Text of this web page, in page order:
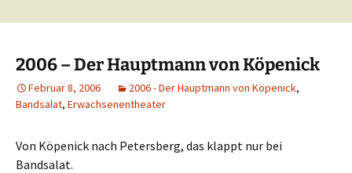
2006 – Der Hauptmann von Köpenick
Februar 8, 2006 2006 - Der Hauptmann von Köpenick,
Bandsalat, Erwachsenentheater
Von Köpenick nach Petersberg, das klappt nur bei
Bandsalat.